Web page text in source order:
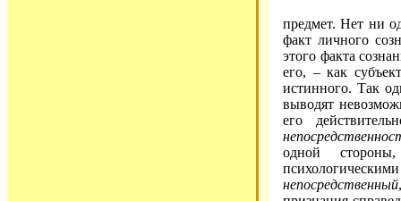
предмет. Нет ни
факт личного
этого факта
его, – как
истинного. Так
выводят
его
одной
непосредственный